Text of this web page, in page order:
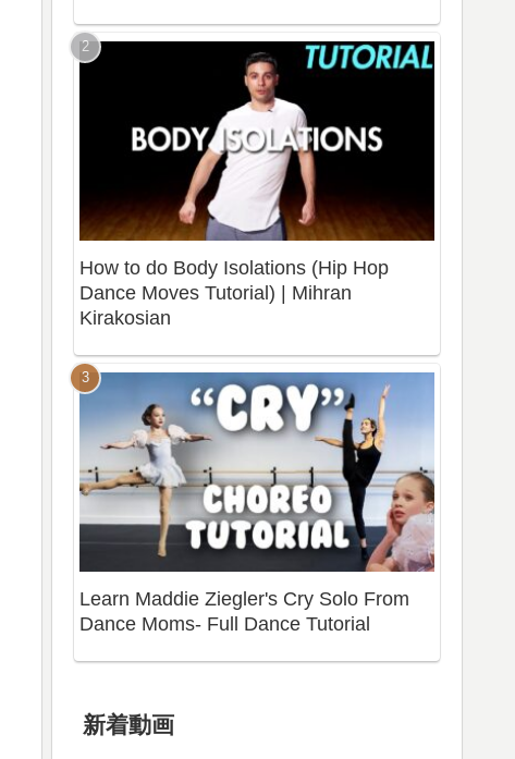
How to do Body Isolations (Hip Hop
Dance Moves Tutorial) | Mihran
Kirakosian
Learn Maddie Ziegler's Cry Solo From
Dance Moms- Full Dance Tutorial
新着動画